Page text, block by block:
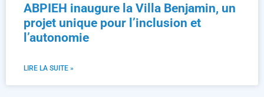
ABPIEH inaugure la Villa Benjamin, un
projet unique pour l’inclusion et
l’autonomie
LIRE LA SUITE »